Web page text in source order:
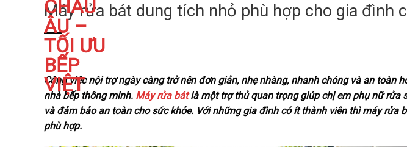
Máy rửa bát dung tích nhỏ phù hợp cho gia đình
Công việc nội trợ ngày càng trở nên đơn giản, nhẹ nhàng, nhanh chóng và an toàn
nhà bếp thông minh. Máy rửa bátlà một trợ thủ quan trọng giúp chị em phụ nữ rửa
và đảm bảo an toàn cho sức khỏe. Với những gia đình có ít thành viên thì máy rửa
phù hợp.